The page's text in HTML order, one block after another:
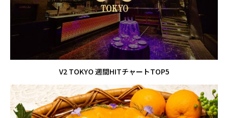
V2 TOKYO 週間HITチャートTOP5